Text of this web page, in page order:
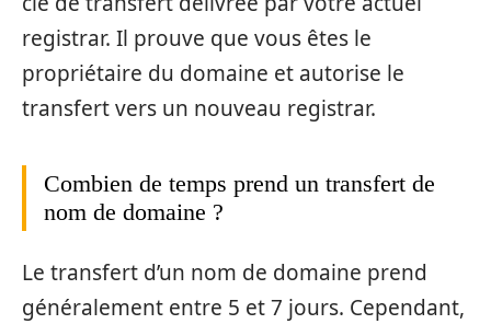
registrar. Il prouve que vous êtes le
propriétaire du domaine et autorise le
transfert vers un nouveau registrar.
Combien de temps prend un transfert de
nom de domaine ?
Le transfert d’un nom de domaine prend
généralement entre 5 et 7 jours. Cependant,